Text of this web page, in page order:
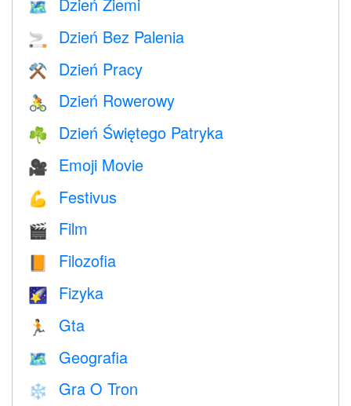
🗺️
🚬 Dzień Bez Palenia
⚒️ Dzień Pracy
🚴 Dzień Rowerowy
☘️ Dzień Świętego Patryka
🎥 Emoji Movie
💪 Festivus
🎬 Film
📙 Filozofia
🌠 Fizyka
🏃 Gta
🗺 Geografia
❄️ Gra O Tron